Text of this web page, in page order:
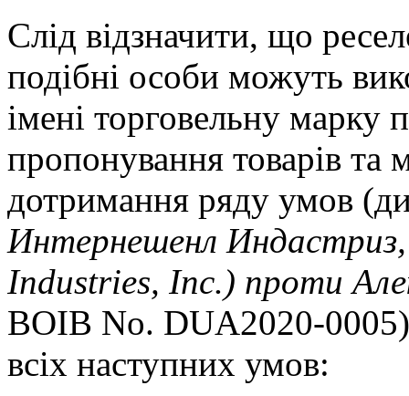
Слід відзначити, що
подібні особи можуть
імені торговельну марку
пропонування товарів та
дотримання ряду умов
Интернешенл
Industries, Inc.) проти
ВОІВ No. DUA2020-
всіх наступних умов: